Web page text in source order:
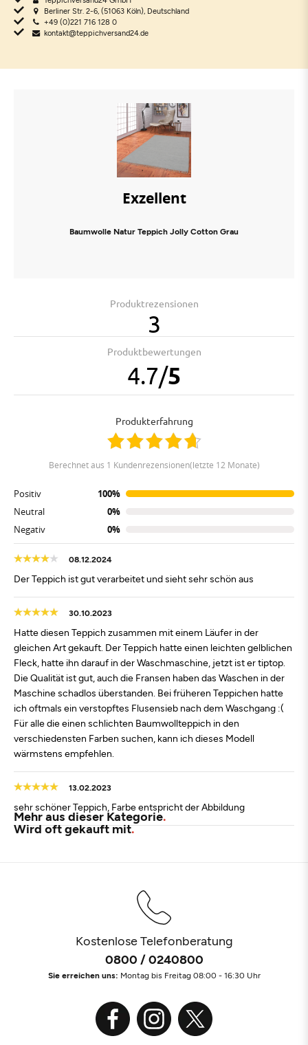
Berliner Str. 2-6, (51063 Köln), Deutschland
+49 (0)221 716 128 0
kontakt@teppichversand24.de
Exzellent
Baumwolle Natur Teppich Jolly Cotton Grau
Produktrezensionen
3
Produktbewertungen
4.7/5
Produkterfahrung
berechnet aus 1 Kundenrezensionen(letzte 12 Monate)
Positiv
100%
Neutral
0%
Negativ
0%
08.12.2024
Der Teppich ist gut verarbeitet und sieht sehr schön aus
30.10.2023
Hatte diesen Teppich zusammen mit einem Läufer in der
gleichen Art gekauft. Der Teppich hatte einen leichten gelblichen
Fleck, hatte ihn darauf in der Waschmaschine, jetzt ist er tiptop.
Die Qualität ist gut, auch die Fransen haben das Waschen in der
Maschine schadlos überstanden. Bei früheren Teppichen hatte
ich oftmals ein verstopftes Flusensieb nach dem Waschgang :(
Für alle die einen schlichten Baumwollteppich in den
verschiedensten Farben suchen, kann ich dieses Modell
wärmstens empfehlen.
13.02.2023
sehr schöner Teppich, Farbe entspricht der Abbildung
Mehr aus dieser Kategorie
Wird oft gekauft mit
Kostenlose Telefonberatung
0800 / 0240800
Sie erreichen uns: Montag bis Freitag 08:00 - 16:30 Uhr